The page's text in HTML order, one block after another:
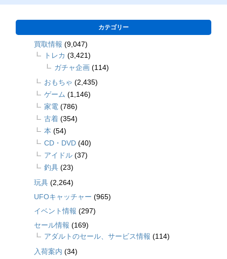
カテゴリー
買取情報 (9,047)
トレカ (3,421)
ガチャ企画 (114)
おもちゃ (2,435)
ゲーム (1,146)
家電 (786)
古着 (354)
本 (54)
CD・DVD (40)
アイドル (37)
釣具 (23)
玩具 (2,264)
UFOキャッチャー (965)
イベント情報 (297)
セール情報 (169)
アダルトのセール、サービス情報 (114)
入荷案内 (34)